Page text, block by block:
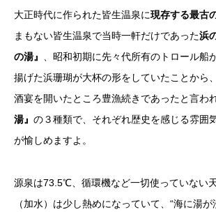
大正時代に作られた皆生温泉に現存する最古
まもない皆生温泉で当時一軒だけであった浜
の湯』 、昭和初期に先々代所有のトロール船
揚げた浜珊瑚が大杯の形をしていたことから
酒宴を開いたところ豊漁続きであったと言わ
湯』 の３種類で、それぞれ歴史を感じる雰囲
が愉しめますよ。
源泉は73.5℃、循環機など一切使っていない
（加水）は少し熱めになっていて、“海に湯が